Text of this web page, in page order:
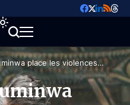
place les violences
au cœur du Conseil de